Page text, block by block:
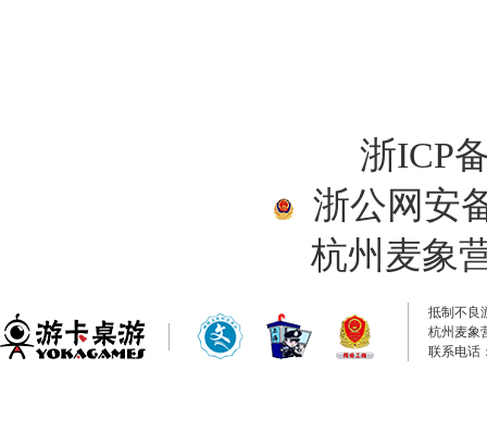
浙ICP
浙公网安
杭州麦象
抵制不良
杭州麦象
联系电话